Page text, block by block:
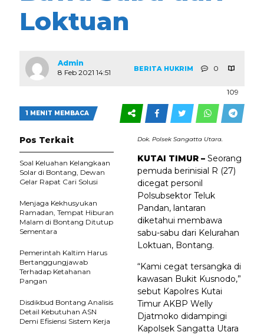
Loktuan
Admin
8 Feb 2021 14:51
BERITA HUKRIM 0
109
1 MENIT MEMBACA
Dok. Polsek Sangatta Utara.
KUTAI TIMUR – Seorang
pemuda berinisial R (27)
dicegat personil
Polsubsektor Teluk
Pandan, lantaran
diketahui membawa
sabu-sabu dari Kelurahan
Loktuan, Bontang.
“Kami cegat tersangka di
kawasan Bukit Kusnodo,”
sebut Kapolres Kutai
Timur AKBP Welly
Djatmoko didampingi
Kapolsek Sangatta Utara
Pos Terkait
Soal Keluahan Kelangkaan
Solar di Bontang, Dewan
Gelar Rapat Cari Solusi
Menjaga Kekhusyukan
Ramadan, Tempat Hiburan
Malam di Bontang Ditutup
Sementara
Pemerintah Kaltim Harus
Bertanggungjawab
Terhadap Ketahanan
Pangan
Disdikbud Bontang Analisis
Detail Kebutuhan ASN
Demi Efisiensi Sistem Kerja